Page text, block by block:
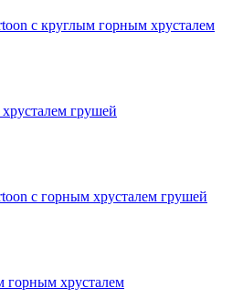
c круглым горным хрусталем
грушей
c горным хрусталем грушей
горным хрусталем